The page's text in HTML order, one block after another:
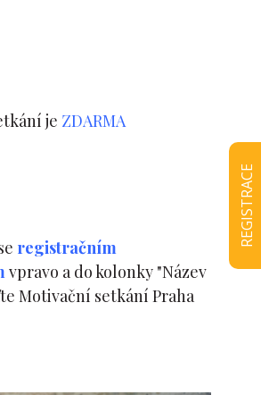
REGISTRACE
je ZDARMA
registračním
vpravo a do kolonky "Název
Motivační setkání Praha